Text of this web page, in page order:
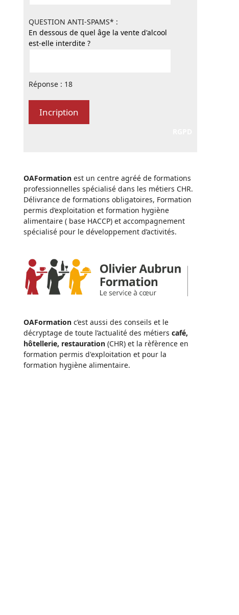
QUESTION ANTI-SPAMS* :
En dessous de quel âge la vente d'alcool
est-elle interdite ?
Réponse : 18
OAFormation est un centre agréé de formations
professionnelles spécialisé dans les métiers CHR.
Délivrance de formations obligatoires, Formation
permis d’exploitation et formation hygiène
alimentaire ( base HACCP) et accompagnement
spécialisé pour le développement d’activités.
OAFormation c’est aussi des conseils et le
décryptage de toute l’actualité des métiers café,
hôtellerie, restauration (CHR) et la rèfèrence en
formation permis d'exploitation et pour la
formation hygiène alimentaire.